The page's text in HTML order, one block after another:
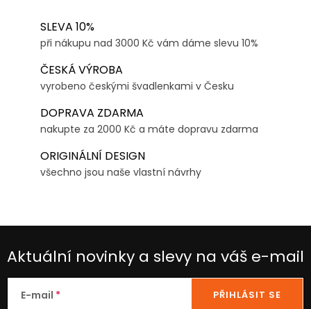
SLEVA 10%
při nákupu nad 3000 Kč vám dáme slevu 10%
ČESKÁ VÝROBA
vyrobeno českými švadlenkami v Česku
DOPRAVA ZDARMA
nakupte za 2000 Kč a máte dopravu zdarma
ORIGINÁLNÍ DESIGN
všechno jsou naše vlastní návrhy
Aktuální novinky a slevy na váš e-mail
E-mail PŘIHLÁSIT SE